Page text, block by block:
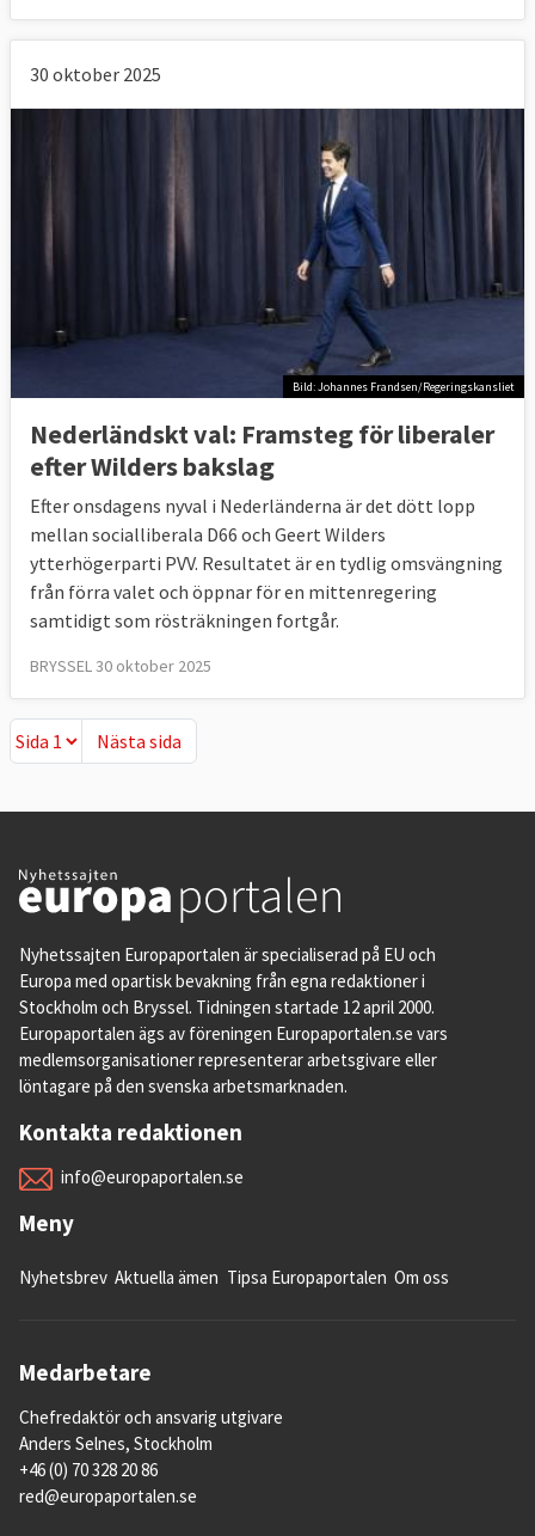
30 oktober 2025
Bild: Johannes Frandsen/Regeringskansliet
Nederländskt val: Framsteg för liberaler
efter Wilders bakslag
Efter onsdagens nyval i Nederländerna är det dött lopp
mellan socialliberala D66 och Geert Wilders
ytterhögerparti PVV. Resultatet är en tydlig omsvängning
från förra valet och öppnar för en mittenregering
samtidigt som rösträkningen fortgår.
BRYSSEL 30 oktober 2025
Nästa sida
Nästa sida
Nyhetssajten Europaportalen är specialiserad på EU och
Europa med opartisk bevakning från egna redaktioner i
Stockholm och Bryssel. Tidningen startade 12 april 2000.
Europaportalen ägs av föreningen Europaportalen.se vars
medlemsorganisationer representerar arbetsgivare eller
löntagare på den svenska arbetsmarknaden.
Kontakta redaktionen
info@europaportalen.se
Meny
Nyhetsbrev Aktuella ämen Tipsa Europaportalen Om oss
Medarbetare
Chefredaktör och ansvarig utgivare
Anders Selnes, Stockholm
+46 (0) 70 328 20 86
red@europaportalen.se